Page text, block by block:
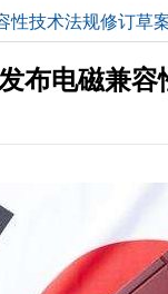
性技术法规修订草
布电磁兼